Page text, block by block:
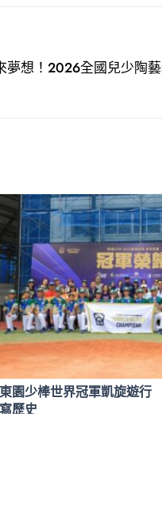
夢想！2026全國兒少陶
東園少棒世界冠軍凱旋遊
寫歷史